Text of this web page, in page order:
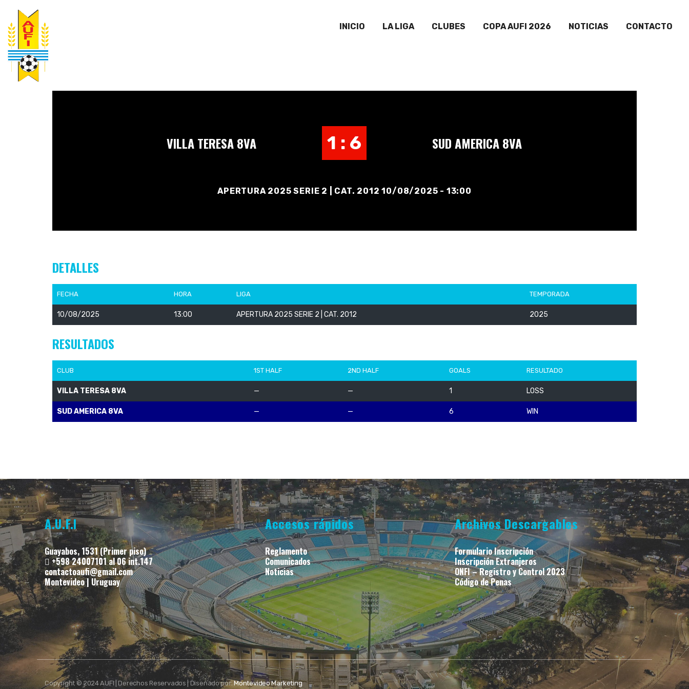
INICIO LA LIGA CLUBES COPA AUFI 2026 NOTICIAS CONTACTO
VILLA TERESA 8VA 1 : 6 SUD AMERICA 8VA
APERTURA 2025 SERIE 2 | CAT. 2012 10/08/2025 - 13:00
DETALLES
FECHA HORA LIGA TEMPORADA
10/08/2025 13:00 APERTURA 2025 SERIE 2 | CAT. 2012 2025
RESULTADOS
CLUB 1ST HALF 2ND HALF GOALS RESULTADO
VILLA TERESA 8VA — — 1 LOSS
SUD AMERICA 8VA — — 6 WIN
A.U.F.I
Guayabos, 1531 (Primer piso)
+598 24007101 al 06 int.147
contactoaufi@gmail.com
Montevideo | Uruguay
Accesos rápidos
Reglamento
Comunicados
Noticias
Archivos Descargables
Formulario Inscripción
Inscripción Extranjeros
ONFI – Registro y Control 2023
Código de Penas
Copyright © 2024 AUFI | Derechos Reservados | Diseñado por:Montevideo Marketing